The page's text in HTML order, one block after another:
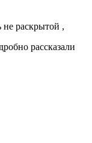
не раскрытой ,
рассказали